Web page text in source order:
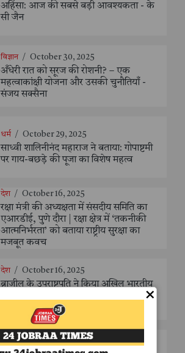
अहिंसा: आज की सबसे बड़ी आवश्यकता - के
सी जैन
विज्ञान / October 30, 2025
अँधेरी रात को सूरज की रोशनी? – एक
महत्वाकांक्षी योजना और उसकी चुनौतियाँ -
संजय सक्सैना
धर्म / October 29, 2025
साध्वी शालिनीनंद महाराज ने बताया: गोपाष्टमी
पर गाय-बछड़े की पूजा का विशेष महत्व
देश / October 16, 2025
रक्षा मंत्री की अध्यक्षता में संसदीय समिति का
एआरडीई, पुणे दौरा | रक्षा क्षेत्र में ‘तकनीकी
आत्मनिर्भरता’ को बताया राष्ट्रीय सुरक्षा का
मजबूत कवच
देश / October 16, 2025
ब्राज़ील के उपराष्ट्रपति ने किया अखिल भारतीय
आयुर्वेद संस्थान का दौरा, कहा – “दुनिया को
आयुर्वेद के शाश्वत ज्ञान की है आवश्यकता”
देश / October 16, 2025
राष्ट्रपति भवन में संयुक्त राष्ट्र सैन्य प्रमुखों की
×